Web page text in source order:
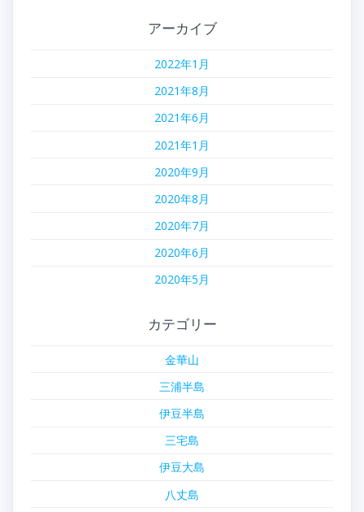
アーカイブ
2022年1月
2021年8月
2021年6月
2021年1月
2020年9月
2020年8月
2020年7月
2020年6月
2020年5月
カテゴリー
金華山
三浦半島
伊豆半島
三宅島
伊豆大島
八丈島